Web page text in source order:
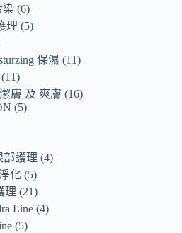
染 6
理
5
保濕
11
11
膚 及 爽膚
16
5
部護理 4
化 5
理
21
Line 4
5